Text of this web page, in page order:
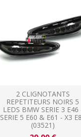
2 CLIGNOTANTS
REPETITEURS NOIRS 5
LEDS BMW SERIE 3 E46
SERIE 5 E60 & E61 - X3
(03521)